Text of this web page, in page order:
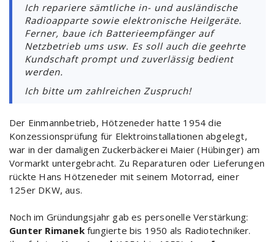
Ich repariere sämtliche in- und ausländische
Radioapparte sowie elektronische Heilgeräte.
Ferner, baue ich Batterieempfänger auf
Netzbetrieb ums usw. Es soll auch die geehrte
Kundschaft prompt und zuverlässig bedient
werden.
Ich bitte um zahlreichen Zuspruch!
Der Einmannbetrieb, Hötzeneder hatte 1954 die
Konzessionsprüfung für Elektroinstallationen abgelegt,
war in der damaligen Zuckerbäckerei Maier (Hübinger) am
Vormarkt untergebracht. Zu Reparaturen oder Lieferungen
rückte Hans Hötzeneder mit seinem Motorrad, einer
125er DKW, aus.
Noch im Gründungsjahr gab es personelle Verstärkung:
Gunter Rimanekfungierte bis 1950 als Radiotechniker.